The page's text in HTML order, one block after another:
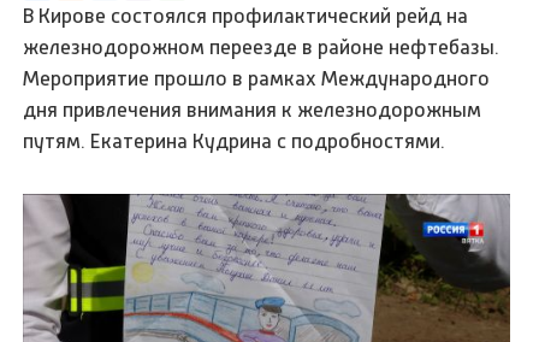
В Кирове состоялся профилактический рейд на
железнодорожном переезде в районе нефтебазы.
Мероприятие прошло в рамках Международного
дня привлечения внимания к железнодорожным
путям. Екатерина Кудрина с подробностями.